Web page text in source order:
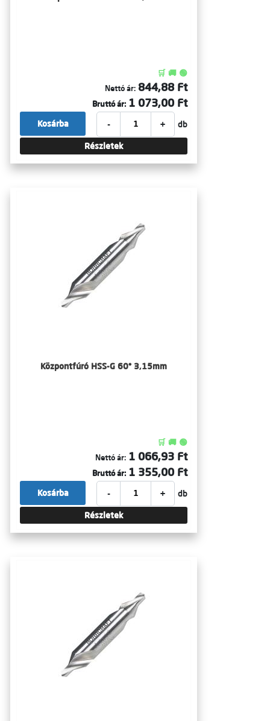
🛒 🚚 🟢
Nettó ár: 844,88 Ft
Bruttó ár: 1 073,00 Ft
- + db
Kosárba
Részletek
Központfúró HSS-G 60° 3,15mm
🛒 🚚 🟢
Nettó ár: 1 066,93 Ft
Bruttó ár: 1 355,00 Ft
- + db
Kosárba
Részletek